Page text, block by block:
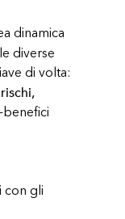
dinamica
diverse
di volta:
con gli